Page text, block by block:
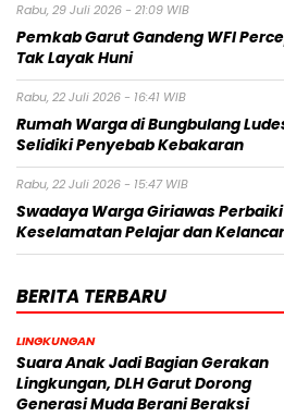
Rabu, 29 Juli 2026 - 21:09 WIB
Pemkab Garut Gandeng WFI
Tak Layak Huni
Rabu, 22 Juli 2026 - 16:41 WIB
Rumah Warga di Bungbulang
Selidiki Penyebab Kebakaran
Rabu, 22 Juli 2026 - 15:47 WIB
Swadaya Warga Giriawas
Keselamatan Pelajar dan
BERITA TERBARU
LINGKUNGAN
Suara Anak Jadi Bagian Gerakan
Lingkungan, DLH Garut Dorong
Generasi Muda Berani Beraksi